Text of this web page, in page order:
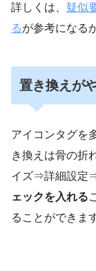
詳しくは、 疑似
るが参考になる
置き換えが
アイコンタグを
き換えは骨の折
イズ⇒詳細設定
ェックを入れる
ることができま